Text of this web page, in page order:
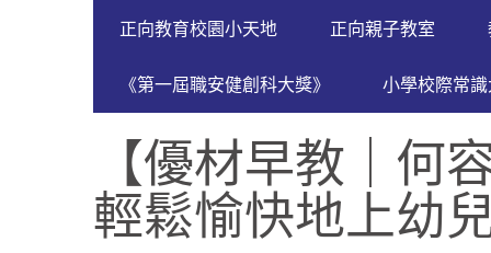
正向教育校園小天地 正向親子教室
《第一屆職安健創科大獎》 小學校際常
【優材早教｜何
輕鬆愉快地上幼